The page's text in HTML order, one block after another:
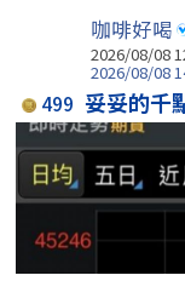
咖啡好喝
2026/08/08
2026/08/08
499 妥妥的千